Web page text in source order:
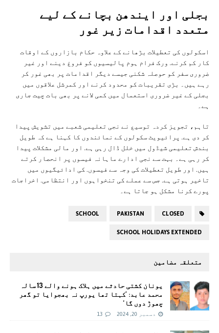
بجلی اور ایندھن بچانے کے لیے
متعدد اقدامات زیر غور
اسکولوں کی تعطیلات بڑھانے کے علاوہ حکام بازاروں کے اوقات
کار کم کرنے. ورک فرام ہوم پالیسیوں کو فروغ دینے اور غیر
ضروری سفر کو حوصلہ شکنی جیسے دیگر اقدامات پر بھی غور کر
رہے ہیں۔ بڑی تقریبات کو محدود کرنے اور کمرشل علاقوں میں
بجلی کے غیر ضروری استعمال میں کمی لانے پر بھی بات چیت جاری
ہے۔
تاہم، تجویز کردہ توسیع نے نجی تعلیمی شعبے میں تشویش پیدا
کر دی ہے. پرائیویٹ سکولوں کے نمائندوں کا کہنا ہے کہ طویل
بندش تعلیمی شیڈول میں خلل ڈال رہی ہے. اور مالی مشکلات پیدا
کر رہی ہے۔ بہت سے نجی ادارے ماہانہ فیسوں پر انحصار کرتے
ہیں. اور طویل تعطیلات کی وجہ سے فیسوں. کی ادائیگیوں میں
تاخیر ہوتی ہے. جس سے عملے کی تنخواہوں اور انتظامی. اخراجات
پورے کرنا مشکل ہو جاتا ہے۔
CLOSED
PAKISTAN
SCHOOL
SCHOOL HOLIDAYS EXTENDED
متعلقہ مضامین
یونان کشتی حادثے میں ہلاک ہونے والے 13 سالہ
محمد عابد: ’کہتا تھا یورپ نہ بھجوایا تو گھر
چھوڑ دوں گا‘
دسمبر 20, 2024 13